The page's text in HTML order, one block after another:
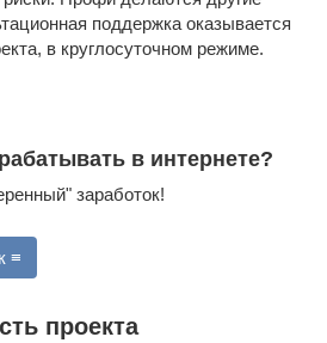
поддержка оказывается
в круглосуточном режиме.
в интернете?
заработок!
≡
проекта